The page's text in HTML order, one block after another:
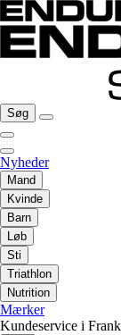
Søg
Nyheder
Mand
Kvinde
Barn
Løb
Sti
Triathlon
Nutrition
Mærker
Kundeservice i